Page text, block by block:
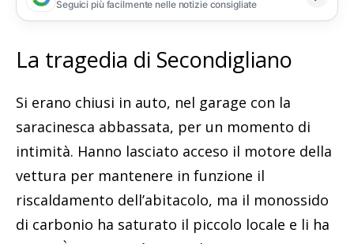
Seguici più facilmente nelle notizie consigliate
La tragedia di Secondigliano
Si erano chiusi in auto, nel garage con la
saracinesca abbassata, per un momento di
intimità. Hanno lasciato acceso il motore della
vettura per mantenere in funzione il
riscaldamento dell’abitacolo, ma il monossido
di carbonio ha saturato il piccolo locale e li ha